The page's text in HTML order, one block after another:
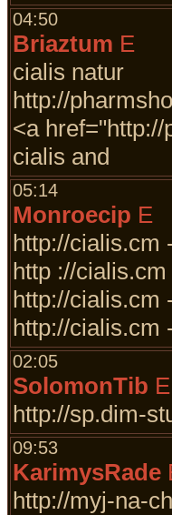
04:50
Briaztum E
cialis natur
http://
<a
cialis and
05:14
Monroecip E
http://cialis.cm
http ://
http://cialis.cm
http://cialis.cm
02:05
SolomonTib E
http://sp.dim-
09:53
KarimysRade
http://myj-na-